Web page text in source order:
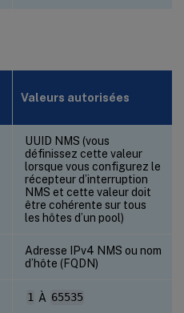
Valeurs autorisées
UUID NMS (vous
définissez cette valeur
lorsque vous configurez le
récepteur d’interruption
NMS et cette valeur doit
être cohérente sur tous
les hôtes d’un pool)
Adresse IPv4 NMS ou nom
d’hôte (FQDN)
1 À 65535